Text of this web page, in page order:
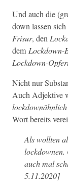
Und auch die
down lassen
Frisur, den
dem Lock­down-
Lock­down-
Nicht nur
Auch Adjek­tive
lock­downähn­lich
Wort bere­its
Als woll­ten
lock­dow­nen.
auch mal
5.11.2020]